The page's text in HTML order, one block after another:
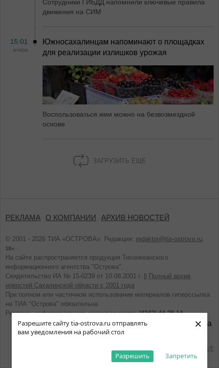
Разрешите сайту tia-ostrova.ru отправлять
вам уведомления на рабочий стол
Запретить
Разрешить
×
Сотрудники ГИБДД напомнили ключевые правила
движения на СИМ
15:01
вчера
Южносахалинцам напоминают о площадках
для реализации излишков урожая
Воспользоваться ими можно на безвозмездной
основе
ЗАГРУЗИТЬ ЕЩЕ
РЕКЛАМА О КОМПАНИИ АРХИВ НОВОСТЕЙ
© 2001 - 2026 ТИА «ОСТРОВА». Редакция: redaktor@tia-ostrova.ru.
18+
На сайте распространяется продукция Тихоокеанского
информационного агентства "Острова".
Свидетельство ИА № 15-0239 от 10.08.2001 г. ||
Полный архив
новостей Сахалинской области с 2001 года
При полном или частичном использовании материалов гиперссылка
на ТИА "Острова" обязательна.
Реклама, информационное сотрудничество:(4242) 44-28-14.
разработано